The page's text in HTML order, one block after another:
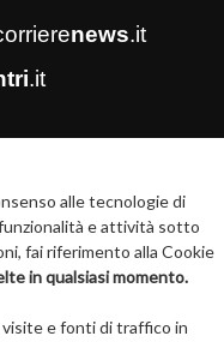
news.it
.it
alle tecnologie di
e attività sotto
fai riferimento alla Cookie
in qualsiasi momento.
e fonti di traffico in